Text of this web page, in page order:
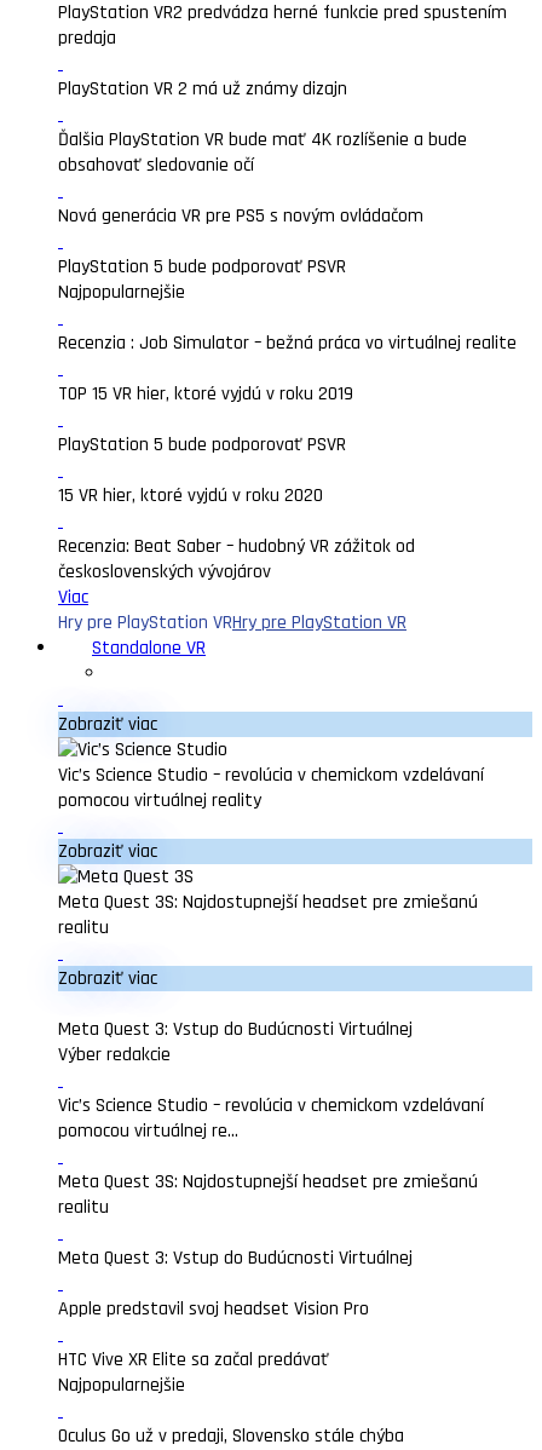
PlayStation VR2 predvádza herné funkcie pred spustením
predaja
PlayStation VR 2 má už známy dizajn
Ďalšia PlayStation VR bude mať 4K rozlíšenie a bude
obsahovať sledovanie očí
Nová generácia VR pre PS5 s novým ovládačom
PlayStation 5 bude podporovať PSVR
Najpopularnejšie
Recenzia : Job Simulator – bežná práca vo virtuálnej realite
TOP 15 VR hier, ktoré vyjdú v roku 2019
PlayStation 5 bude podporovať PSVR
15 VR hier, ktoré vyjdú v roku 2020
Recenzia: Beat Saber – hudobný VR zážitok od
československých vývojárov
Viac
Hry pre PlayStation VRHry pre PlayStation VR
Standalone VR
Zobraziť viac
Vic’s Science Studio – revolúcia v chemickom vzdelávaní
pomocou virtuálnej reality
Zobraziť viac
Meta Quest 3S: Najdostupnejší headset pre zmiešanú
realitu
Zobraziť viac
Meta Quest 3: Vstup do Budúcnosti Virtuálnej
Výber redakcie
Vic’s Science Studio – revolúcia v chemickom vzdelávaní
pomocou virtuálnej re...
Meta Quest 3S: Najdostupnejší headset pre zmiešanú
realitu
Meta Quest 3: Vstup do Budúcnosti Virtuálnej
Apple predstavil svoj headset Vision Pro
HTC Vive XR Elite sa začal predávať
Najpopularnejšie
Oculus Go už v predaji, Slovensko stále chýba